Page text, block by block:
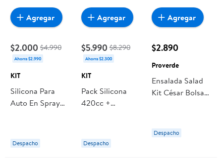
$2.000 $4.990
Ahorra $2.990
KIT
Silicona Para
Auto En Spray
Despacho
Agregar
$5.990 $8.290
Ahorra $2.300
KIT
Pack Silicona
420cc +
360cc, 1 Un KIT
Despacho
Agregar
$2.890
Proverde
Ensalada Salad
Kit César Bolsa
Despacho
Agregar